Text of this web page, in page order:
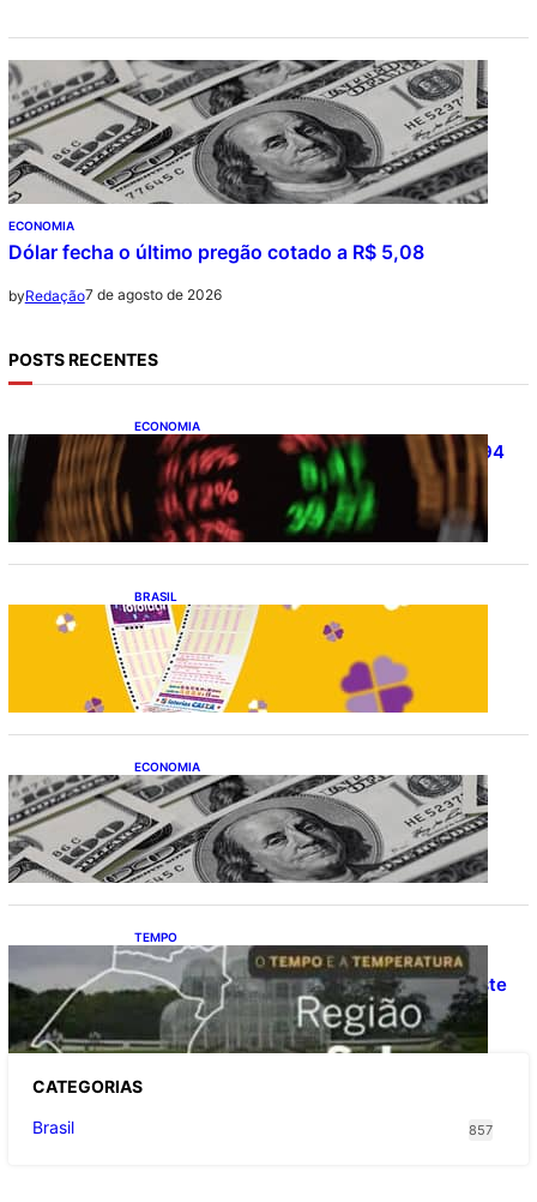
ECONOMIA
Dólar fecha o último pregão cotado a R$ 5,08
byRedação7 de agosto de 2026
POSTS RECENTES
ECONOMIA
Ibovespa fecha último pregão aos 172.494
pontos
BRASIL
Resultado da lotofácil 3756: sorteio de
sexta-feira (07/08/2026)
ECONOMIA
Dólar fecha o último pregão cotado a R$
5,08
TEMPO
O TEMPO E A TEMPERATURA: Confira a
previsão do tempo para a Região Sul neste
sábado (8)
CATEGORIAS
Brasil
857